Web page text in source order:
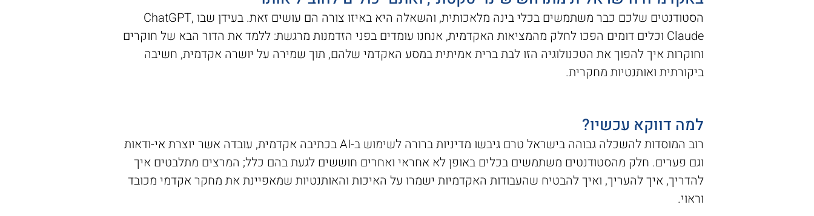
הסטודנטים שלכם כבר משתמשים בכלי בינה מלאכותית, והשאלה היא באיזו צורה הם עושים זאת. בעידן שבו ChatGPT,
Claude וכלים דומים הפכו לחלק מהמציאות האקדמית, אנחנו עומדים בפני הזדמנות מרגשת: ללמד את הדור הבא של חוקרים
וחוקרות איך להפוך את הטכנולוגיה הזו לבת ברית אמיתית במסע האקדמי שלהם, תוך שמירה על יושרה אקדמית, חשיבה
ביקורתית ואותנטיות מחקרית.​
למה דווקא עכשיו?
רוב המוסדות להשכלה גבוהה בישראל טרם גיבשו מדיניות ברורה לשימוש ב-AI בכתיבה אקדמית, עובדה אשר יוצרת אי-ודאות
וגם פערים. חלק מהסטודנטים משתמשים בכלים באופן לא אחראי ואחרים חוששים לגעת בהם כלל; המרצים מתלבטים איך
להדריך, איך להעריך, ואיך להבטיח שהעבודות האקדמיות ישמרו על האיכות והאותנטיות שמאפיינת את מחקר אקדמי מכובד
וראוי.